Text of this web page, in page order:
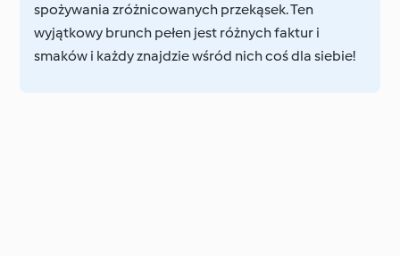
spożywania zróżnicowanych przekąsek. Ten
wyjątkowy brunch pełen jest różnych faktur i
smaków i każdy znajdzie wśród nich coś dla siebie!